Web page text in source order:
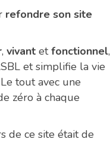
refondre son site
, vivant etfonctionnel,
et simplifie la vie
tout avec une
zéro à chaque
de ce site était de